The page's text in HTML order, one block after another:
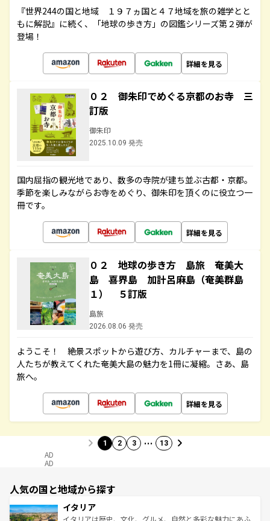
『世界244の国と地域 １９７ヵ国と４７地域を旅の雑学とと
もに解説』に続く、「地球の歩き方」の図鑑シリーズ第２弾が
登場！
詳細を見る
０２ 御朱印でめぐる京都のお寺 三
訂版
御朱印
2025.10.09 発売
国内屈指の観光地であり、数多の寺院が建ち並ぶ古都・京都。
季節を楽しみながらお寺をめぐり、御朱印を頂くのに役立つ一
冊です。
詳細を見る
０２ 地球の歩き方 島旅 奄美大
島 喜界島 加計呂麻島（奄美群島
１） ５訂版
島旅
2026.08.06 発売
ようこそ！ 絶景スポットから遊び方、カルチャーまで、島の
人たちが教えてくれた奄美大島の魅力を1冊に凝縮。さあ、島
旅へ。
詳細を見る
1 2 3 … 13
AD
AD
人気の国と地域から探す
イタリア
イタリアは歴史、文化、グルメ、自然と多彩な魅力にあふ